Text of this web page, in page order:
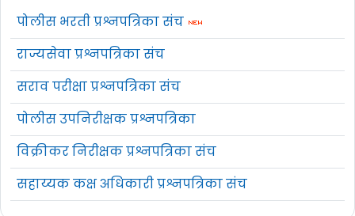
पोलीस भरती प्रश्नपत्रिका संच
राज्यसेवा प्रश्नपत्रिका संच
सराव परीक्षा प्रश्नपत्रिका संच
पोलीस उपनिरीक्षक प्रश्नपत्रिका
विक्रीकर निरीक्षक प्रश्नपत्रिका संच
सहाय्यक कक्ष अधिकारी प्रश्नपत्रिका संच